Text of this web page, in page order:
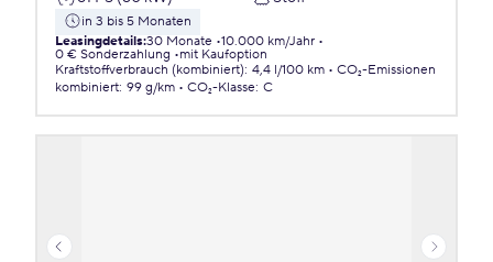
in 3 bis 5 Monaten
Leasingdetails:30 Monate 10.000 km/Jahr
0 € Sonderzahlung
mit Kaufoption
Kraftstoffverbrauch (kombiniert): 4,4 l/100 km
CO₂-Emissionen
kombiniert: 99 g/km CO₂-Klasse: C